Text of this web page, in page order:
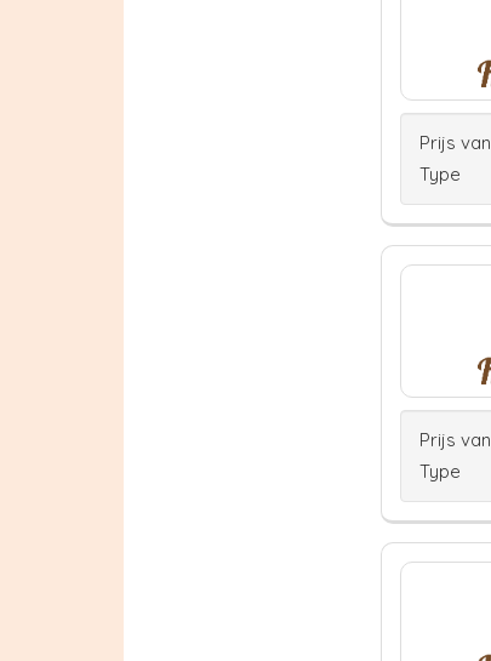
Prijs
Type
Prijs
Type